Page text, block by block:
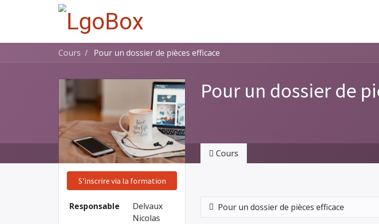
Cours Pour un dossier de pièces efficace
Pour un dossier de
S'inscrire via la formation
Responsable
Delvaux
Nicolas
Cours
Pour un dossier de pièces efficace